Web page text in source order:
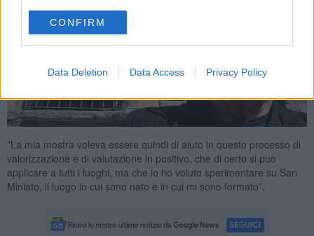
CONFIRM
Data Deletion Data Access Privacy Policy
"La mia mostra voleva essere quindi di aiuto in questo processo di
valorizzazione e di valutazione in positivo, che di certo si può
applicare a tutti i luoghi, ma che io ho voluto sperimentare su San
Miniato, il luogo in cui sono nato e in cui mi sono formato”.